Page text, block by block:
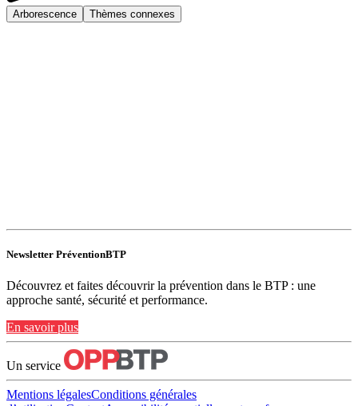
Arborescence Thèmes connexes
Newsletter PréventionBTP
Découvrez et faites découvrir la prévention dans le BTP : une
approche santé, sécurité et performance.
En savoir plus
Un service
Mentions légalesConditions générales